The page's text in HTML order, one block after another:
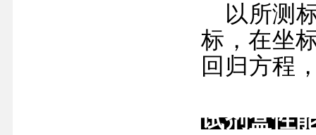
以所测
标，在坐
回归方程
试剂盒性